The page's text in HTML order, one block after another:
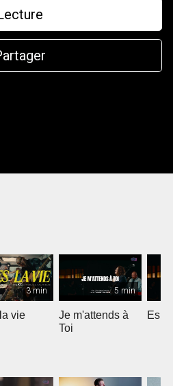
3 min
vie
5 min
Je m'attends à
Toi